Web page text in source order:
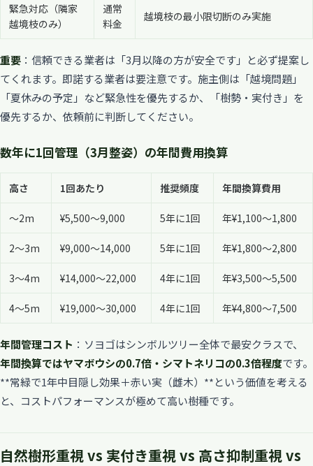
緊急対応（隣家
越境枝のみ）
通常
料金
越境枝の最小限切断のみ実施
重要 ：信頼できる業者は「3月以降の方が安全です」と必ず提案し
てくれます。即諾する業者は要注意です。施主側は「越境問題」
「夏休みの予定」など緊急性を優先するか、「樹勢・実付き」を
優先するか、依頼前に判断してください。
数年に1回管理（3月整姿）の年間費用換算
高さ 1回あたり 推奨頻度 年間換算費用
〜2m ¥5,500〜9,000 5年に1回 年¥1,100〜1,800
2〜3m ¥9,000〜14,000 5年に1回 年¥1,800〜2,800
3〜4m ¥14,000〜22,000 4年に1回 年¥3,500〜5,500
4〜5m ¥19,000〜30,000 4年に1回 年¥4,800〜7,500
年間管理コスト ：ソヨゴはシンボルツリー全体で最安クラスで、
年間換算ではヤマボウシの0.7倍・シマトネリコの0.3倍程度です。
**常緑で1年中目隠し効果＋赤い実（雌木）**という価値を考える
と、コストパフォーマンスが極めて高い樹種です。
自然樹形重視 vs 実付き重視 vs 高さ抑制重視 vs